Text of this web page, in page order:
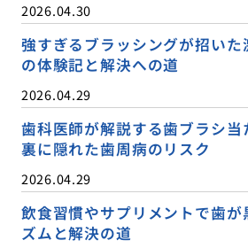
2026.04.30
強すぎるブラッシングが招い
の体験記と解決への道
2026.04.29
歯科医師が解説する歯ブラシ
裏に隠れた歯周病のリスク
2026.04.29
飲食習慣やサプリメントで歯が
ズムと解決の道